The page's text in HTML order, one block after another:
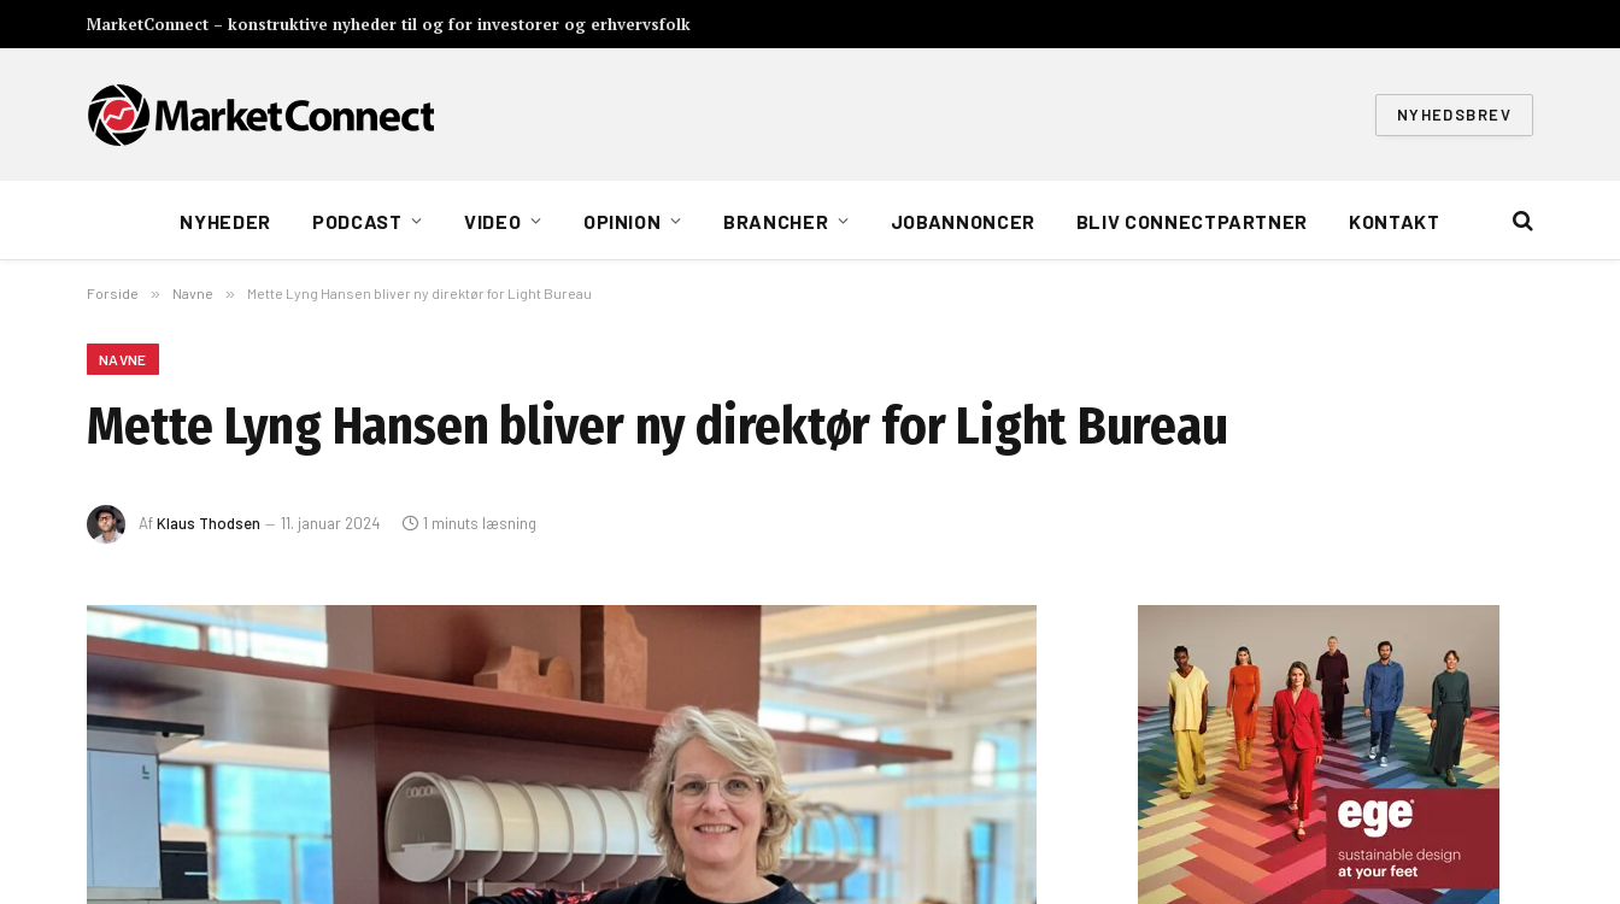
MarketConnect – konstruktive nyheder til og for investorer og erhvervsfolk
NYHEDSBREV
NYHEDER PODCAST VIDEO OPINION BRANCHER JOBANNONCER BLIV CONNECTPARTNER KONTAKT
Forside » Navne » Mette Lyng Hansen bliver ny direktør for Light Bureau
NAVNE
Mette Lyng Hansen bliver ny direktør for Light Bureau
AfKlaus Thodsen 11. januar 2024 1 minuts læsning